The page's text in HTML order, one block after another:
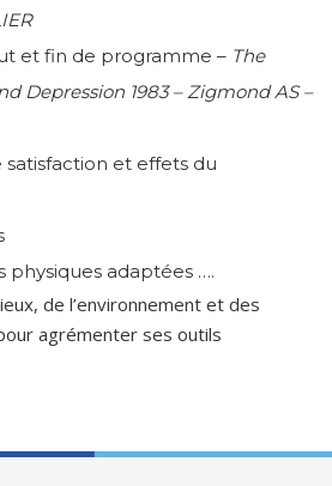
et fin de programme – The
Depression 1983 – Zigmond AS –
satisfaction et effets du
physiques adaptées ….
de l’environnement et des
agrémenter ses outils